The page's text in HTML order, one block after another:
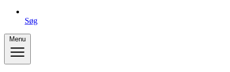
Søg
Menu